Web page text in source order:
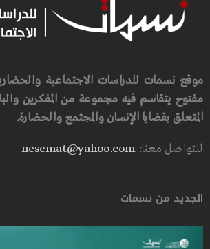
موقع نسمات للدراسات الاجتماعية
مفتوح يتقاسم فيه مجموعة من المفكرين
المتعلق بقضايا الإنسان والمجتمع والحضارة.
للتواصل معنا:nesemat@yahoo.com
الجديد من نسمات